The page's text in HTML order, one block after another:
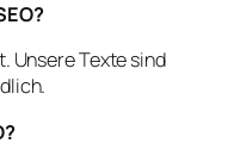
Unsere Texte sind